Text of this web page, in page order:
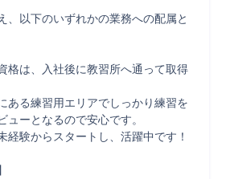
、以下のいずれかの業務への配属と
格は、入社後に教習所へ通って取得
ある練習用エリアでしっかり練習を
ューとなるので安心です。
経験からスタートし、活躍中です！